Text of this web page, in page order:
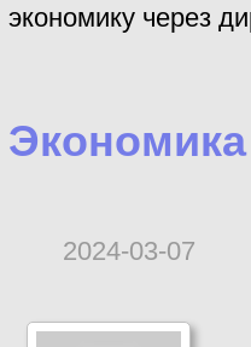
экономику через
2024-03-07